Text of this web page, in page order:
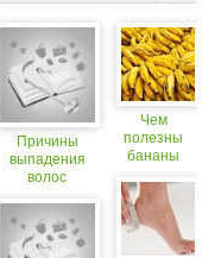
Причины
выпадения
волос
Чем
полезны
бананы
причины
любить их